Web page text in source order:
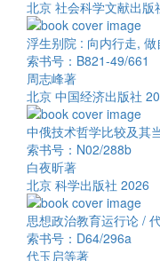
北京 社会科学文献出版
浮生别院 : 向内行走,
索书号：B821-49/661
周志峰著
北京 中国经济出版社
中俄技术哲学比较及其
索书号：N02/288b
白夜昕著
北京 科学出版社 2026
思想政治教育运行论 /
索书号：D64/296a
代玉启等著